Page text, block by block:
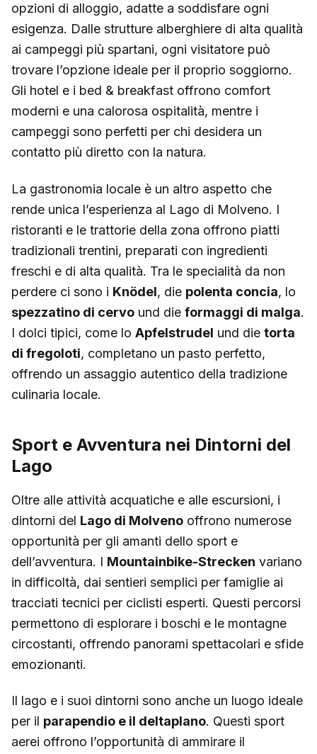
opzioni di alloggio, adatte a soddisfare ogni
esigenza. Dalle strutture alberghiere di alta qualità
ai campeggi più spartani, ogni visitatore può
trovare l’opzione ideale per il proprio soggiorno.
Gli hotel e i bed & breakfast offrono comfort
moderni e una calorosa ospitalità, mentre i
campeggi sono perfetti per chi desidera un
contatto più diretto con la natura.
La gastronomia locale è un altro aspetto che
rende unica l’esperienza al Lago di Molveno. I
ristoranti e le trattorie della zona offrono piatti
tradizionali trentini, preparati con ingredienti
freschi e di alta qualità. Tra le specialità da non
perdere ci sono i Knödel, die polenta concia, lo
spezzatino di cervo und die formaggi di malga.
I dolci tipici, come lo Apfelstrudel und die torta
di fregoloti, completano un pasto perfetto,
offrendo un assaggio autentico della tradizione
culinaria locale.
Sport e Avventura nei Dintorni del
Lago
Oltre alle attività acquatiche e alle escursioni, i
dintorni del Lago di Molveno offrono numerose
opportunità per gli amanti dello sport e
dell’avventura. I Mountainbike-Strecken variano
in difficoltà, dai sentieri semplici per famiglie ai
tracciati tecnici per ciclisti esperti. Questi percorsi
permettono di esplorare i boschi e le montagne
circostanti, offrendo panorami spettacolari e sfide
emozionanti.
Il lago e i suoi dintorni sono anche un luogo ideale
per il parapendio e il deltaplano. Questi sport
aerei offrono l’opportunità di ammirare il